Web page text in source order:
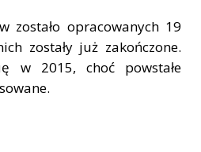
zostało opracowanych 19
zostały już zakończone.
w 2015, choć powstałe